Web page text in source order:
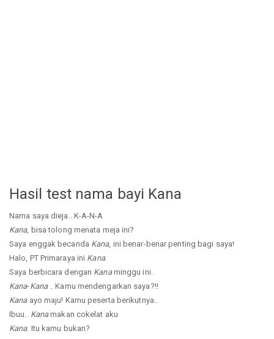
Hasil test nama bayi Kana
Nama saya dieja.. K-A-N-A
Kana, bisa tolong menata meja ini?
Saya enggak becanda Kana, ini benar-benar penting bagi saya!
Halo, PT Primaraya ini Kana.
Saya berbicara dengan Kanaminggu ini.
Kana-Kana.. Kamu mendengarkan saya?!!
Kanaayo maju! Kamu peserta berikutnya..
Ibuu.. Kanamakan cokelat aku
Kana. Itu kamu bukan?